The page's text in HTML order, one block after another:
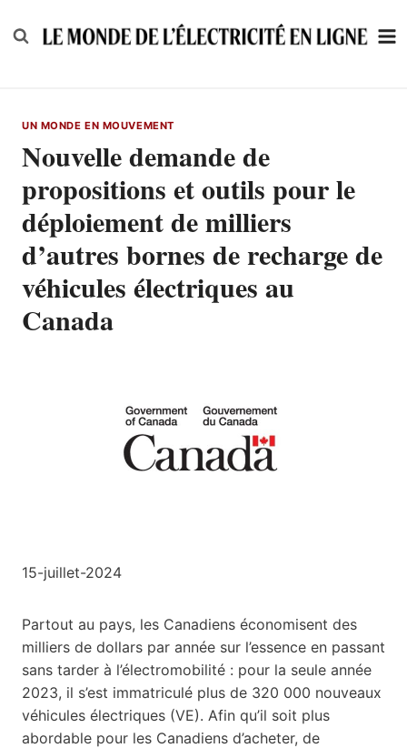
to
UN MONDE EN MOUVEMENT
Nouvelle demande de
propositions et outils pour le
déploiement de milliers
d’autres bornes de recharge de
véhicules électriques au
Canada
15-juillet-2024
Partout au pays, les Canadiens économisent des
milliers de dollars par année sur l’essence en passant
sans tarder à l’électromobilité : pour la seule année
2023, il s’est immatriculé plus de 320 000 nouveaux
véhicules électriques (VE). Afin qu’il soit plus
abordable pour les Canadiens d’acheter, de